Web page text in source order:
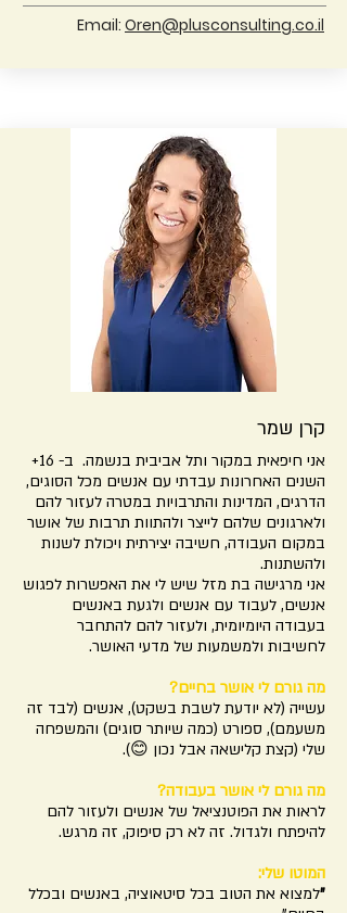
Email: Oren@plusconsulting.co.il
קרן שמר
אני חיפאית במקור ותל אביבית בנשמה. ב- 16+
השנים האחרונות עבדתי עם אנשים מכל הסוגים,
הדרגים, המדינות והתרבויות במטרה לעזור להם
ולארגונים שלהם לייצר ולהתוות תרבות של אושר
במקום העבודה, חשיבה יצירתית ויכולת לשנות
ולהשתנות.
אני מרגישה בת מזל שיש לי את האפשרות לפגוש
אנשים, לעבוד עם אנשים ולגעת באנשים
בעבודה היומיומית, ולעזור להם להתחבר
לחשיבות ולמשמעות של מדעי האושר.
מה גורם לי אושר בחיים?
עשייה (לא יודעת לשבת בשקט), אנשים (לבד זה
משעמם), ספורט (כמה שיותר סוגים) והמשפחה
שלי (קצת קלישאה אבל נכון 😊).
מה גורם לי אושר בעבודה?
לראות את הפוטנציאל של אנשים ולעזור להם
להיפתח ולגדול. זה לא רק סיפוק, זה מרגש.
המוטו שלי:
"למצוא את הטוב בכל סיטאוציה, באנשים ובכלל